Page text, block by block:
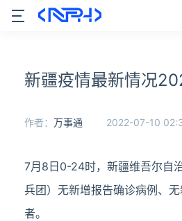
新疆疫情最新情况
作者： 万事通 2022-07-10
7月8日0-24时，新疆维吾尔自
兵团）无新增报告确诊病例、
者。